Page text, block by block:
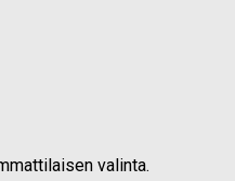
valinta.